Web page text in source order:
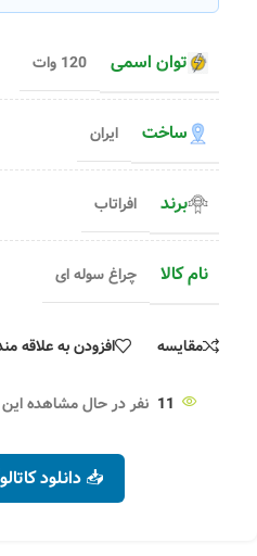
توان اسمی 120 وات
ساخت ایران
برند افراتاب
نام کالا چراغ سوله ای
مقایسه افزودن به علاقه
11 نفر در حال مشاهده
📥 دانلود